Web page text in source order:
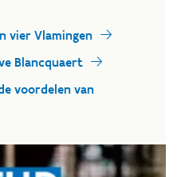
vier Vlamingen
Blancquaert
voordelen van